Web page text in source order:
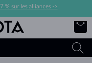
7 % sur les alliances ->